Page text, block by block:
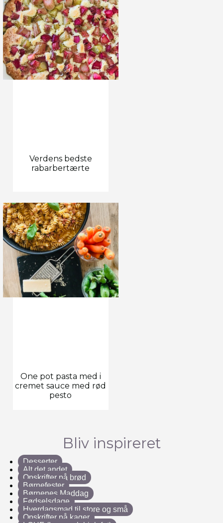
Verdens bedste
rabarbertærte
One pot pasta med i
cremet sauce med rød
pesto
Bliv inspireret
Desserter
Alt det andet
Opskrifter på brød
Børnefester
Børnenes Maddag
Fødselsdage
Hverdagsmad til store og små
Opskrifter på kager